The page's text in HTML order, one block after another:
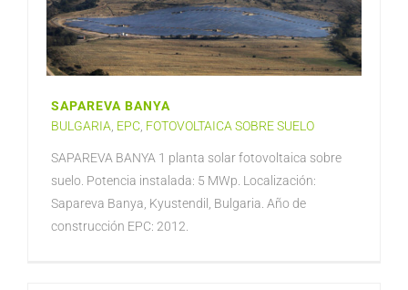
SAPAREVA BANYA
BULGARIA EPC FOTOVOLTAICA SOBRE SUELO
SAPAREVA BANYA 1 planta solar fotovoltaica sobre
suelo. Potencia instalada: 5 MWp. Localización:
Sapareva Banya, Kyustendil, Bulgaria. Año de
construcción EPC: 2012.